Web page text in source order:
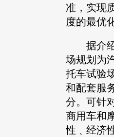
准，实现
度的最优
据介绍
场规划为
托车试验
和配套服
分。可针
商用车和
性﹑经济